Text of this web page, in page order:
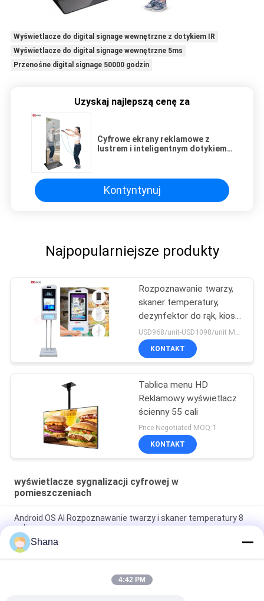
Wyświetlacze do digital signage wewnętrzne z dotykiem IR
Wyświetlacze do digital signage wewnętrzne 5ms
Przenośne digital signage 50000 godzin
Uzyskaj najlepszą cenę za
Cyfrowe ekrany reklamowe z
lustrem i inteligentnym dotykiem
Kontyntynuj
Najpopularniejsze produkty
Rozpoznawanie twarzy,
skaner temperatury,
dezynfektor do rąk, kiosk
reklamowy
KONTAKT
Tablica menu HD
Reklamowy wyświetlacz
ścienny 55 cali
Price Negotiated MOQ:1
KONTAKT
wyświetlacze sygnalizacji cyfrowej w
pomieszczeniach
Android OS AI Rozpoznawanie twarzy i skaner temperatury 8
cali
Obrotowe wewnętrzne ekrany reklamowe Smartboard z
pojemnościowym ekranem dotykowym
Panel LED JCVISION TFT 32 cale cyfrowy wyświetlacz menu
Shana
4:42 PM